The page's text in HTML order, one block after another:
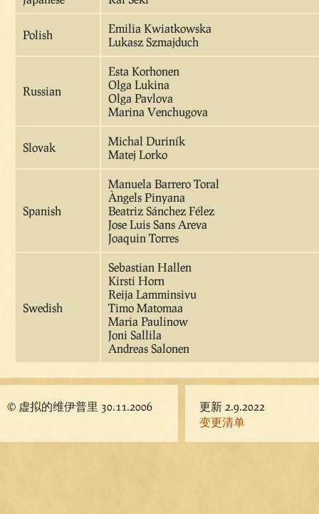
Polish
Emilia Kwiatkowska
Lukasz Szmajduch
Russian
Esta Korhonen
Olga Lukina
Olga Pavlova
Marina Venchugova
Slovak
Michal Duriník
Matej Lorko
Spanish
Manuela Barrero Toral
Àngels Pinyana
Beatriz Sánchez Félez
Jose Luis Sans Areva
Joaquin Torres
Swedish
Sebastian Hallen
Kirsti Horn
Reija Lamminsivu
Timo Matomaa
Maria Paulinow
Joni Sallila
Andreas Salonen
© 虚拟的维伊普里 30.11.2006
更新 2.9.2022
变更清单